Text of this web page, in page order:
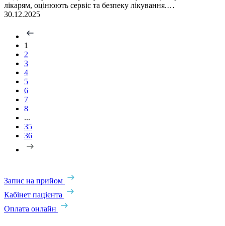
лікарям, оцінюють сервіс та безпеку лікування.…
30.12.2025
1
2
3
4
5
6
7
8
...
35
36
Запис на прийом
Кабінет пацієнта
Оплата онлайн